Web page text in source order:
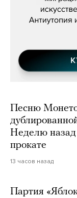
Песню
Неделю назад
прокате
13 часов назад
Партия